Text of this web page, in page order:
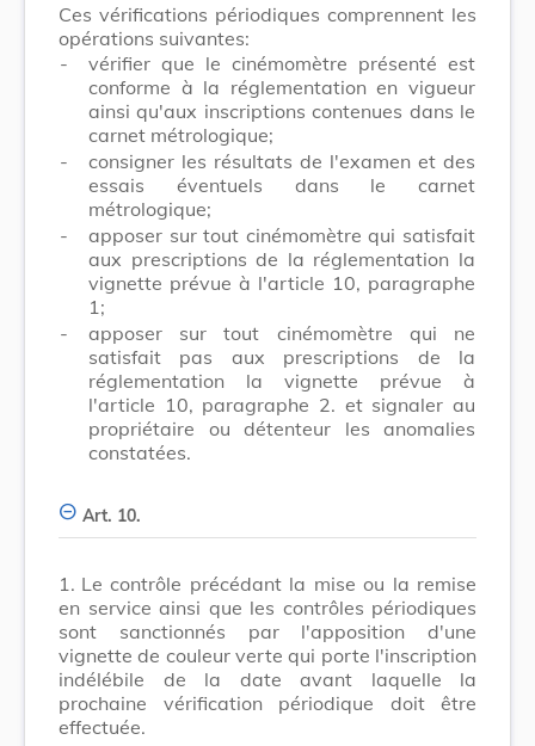
Ces vérifications périodiques comprennent les
opérations suivantes:
-
vérifier que le cinémomètre présenté est
conforme à la réglementation en vigueur
ainsi qu'aux inscriptions contenues dans le
carnet métrologique;
-
consigner les résultats de l'examen et des
essais éventuels dans le carnet
métrologique;
-
apposer sur tout cinémomètre qui satisfait
aux prescriptions de la réglementation la
vignette prévue à l'article 10, paragraphe
1;
-
apposer sur tout cinémomètre qui ne
satisfait pas aux prescriptions de la
réglementation la vignette prévue à
l'article 10, paragraphe 2. et signaler au
propriétaire ou détenteur les anomalies
constatées.
Art. 10.
1. Le contrôle précédant la mise ou la remise
en service ainsi que les contrôles périodiques
sont sanctionnés par l'apposition d'une
vignette de couleur verte qui porte l'inscription
indélébile de la date avant laquelle la
prochaine vérification périodique doit être
effectuée.